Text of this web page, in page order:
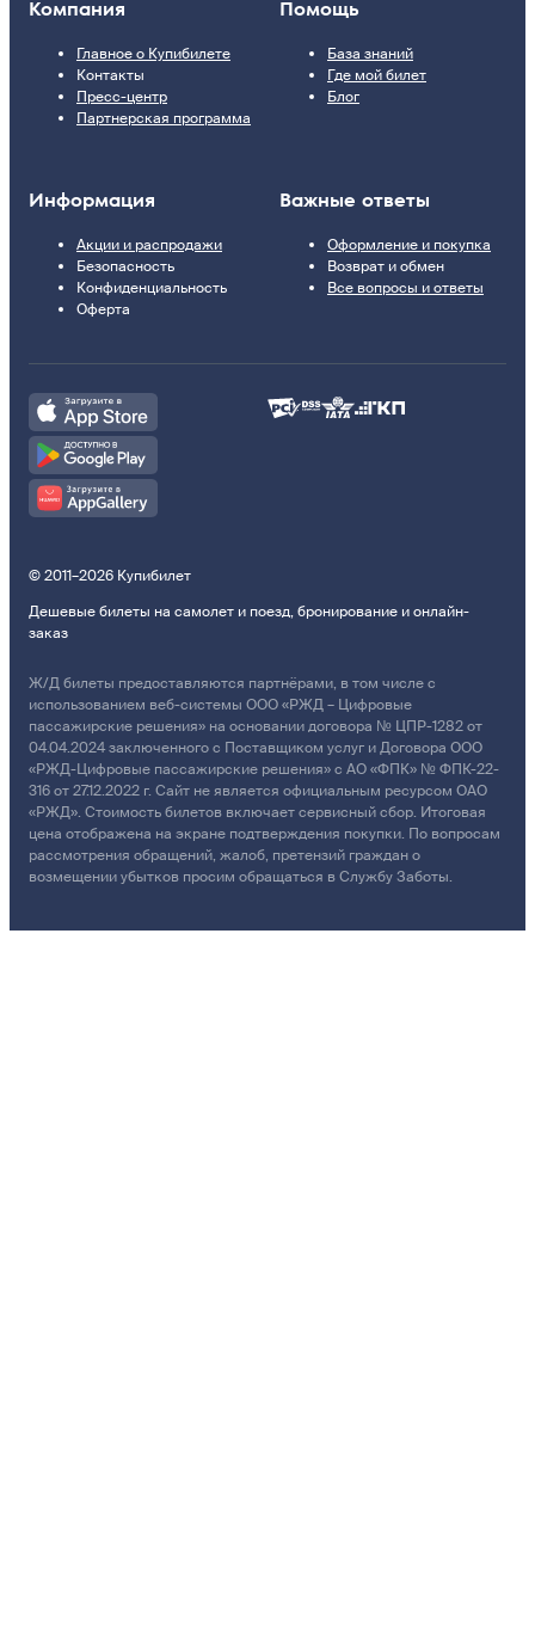
Компания
Главное о Купибилете
Контакты
Пресс-центр
Партнерская программа
Помощь
База знаний
Где мой билет
Блог
Информация
Акции и распродажи
Безопасность
Конфиденциальность
Оферта
Важные ответы
Оформление и покупка
Возврат и обмен
Все вопросы и ответы
© 2011–2026 Купибилет
Дешевые билеты на самолет и поезд, бронирование и онлайн-
заказ
Ж/Д билеты предоставляются партнёрами, в том числе с
использованием веб-системы ООО «РЖД – Цифровые
пассажирские решения» на основании договора № ЦПР-1282 от
04.04.2024 заключенного с Поставщиком услуг и Договора ООО
«РЖД-Цифровые пассажирские решения» с АО «ФПК» № ФПК-22-
316 от 27.12.2022 г. Сайт не является официальным ресурсом ОАО
«РЖД». Стоимость билетов включает сервисный сбор. Итоговая
цена отображена на экране подтверждения покупки. По вопросам
рассмотрения обращений, жалоб, претензий граждан о
возмещении убытков просим обращаться в Службу Заботы.